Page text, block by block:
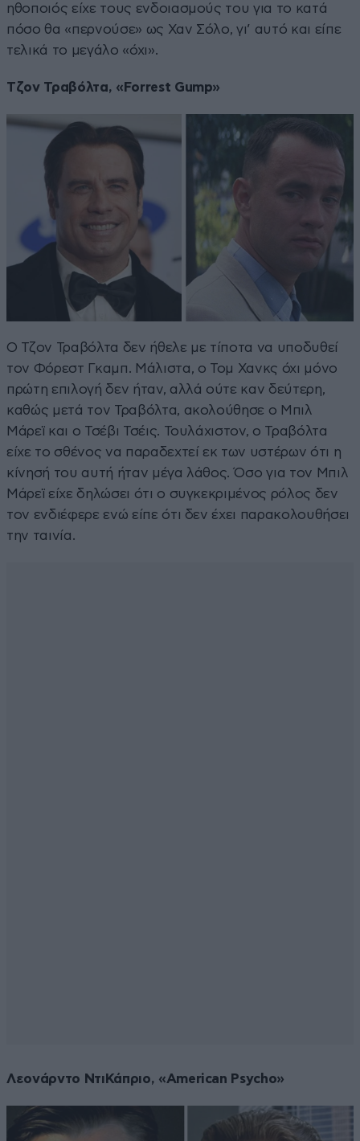
ηθοποιός είχε τους ενδοιασμούς του για το κατά
πόσο θα «περνούσε» ως Χαν Σόλο, γι’ αυτό και είπε
τελικά το μεγάλο «όχι».
Τζον Τραβόλτα, «Forrest Gump»
Ο Τζον Τραβόλτα δεν ήθελε με τίποτα να υποδυθεί
τον Φόρεστ Γκαμπ. Μάλιστα, ο Τομ Χανκς όχι μόνο
πρώτη επιλογή δεν ήταν, αλλά ούτε καν δεύτερη,
καθώς μετά τον Τραβόλτα, ακολούθησε ο Μπιλ
Μάρεϊ και ο Τσέβι Τσέις. Τουλάχιστον, ο Τραβόλτα
είχε το σθένος να παραδεχτεί εκ των υστέρων ότι η
κίνησή του αυτή ήταν μέγα λάθος. Όσο για τον Μπιλ
Μάρεϊ είχε δηλώσει ότι ο συγκεκριμένος ρόλος δεν
τον ενδιέφερε ενώ είπε ότι δεν έχει παρακολουθήσει
την ταινία.
Λεονάρντο ΝτιΚάπριο, «American Psycho»